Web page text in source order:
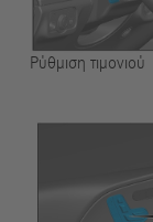
Ρύθμιση τιμονιού